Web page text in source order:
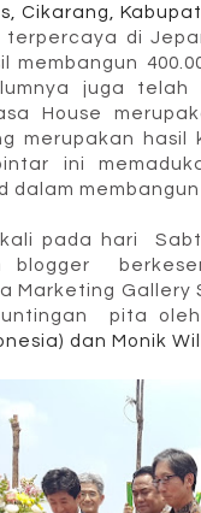
Cikarang,
di
membangun
juga telah
House
merupakan hasil
ini
dalam membangun
pada hari
blogger
Marketing Gallery
pita
dan Monik